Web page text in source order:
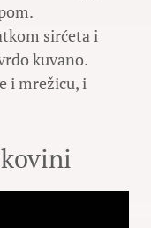
sirćeta i
kuvano.
i mrežicu, i